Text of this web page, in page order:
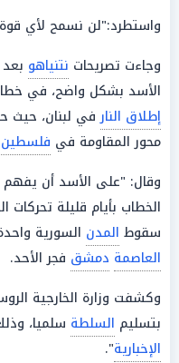
واستطرد:"لن نسمح لأي
وجاءت تصريحات نتنياهو
الأسد بشكل واضح، في
إطلاق النارفي لبنان، حيث
محور المقاومة في فلسطين
وقال: "على الأسد أن يفهم
الخطاب بأيام قليلة
سقوط المدن السورية
العاصمة دمشق فجر الأحد.
وكشفت وزارة الخارجية
بتسليم السلطة سلميا،
الإخبارية".